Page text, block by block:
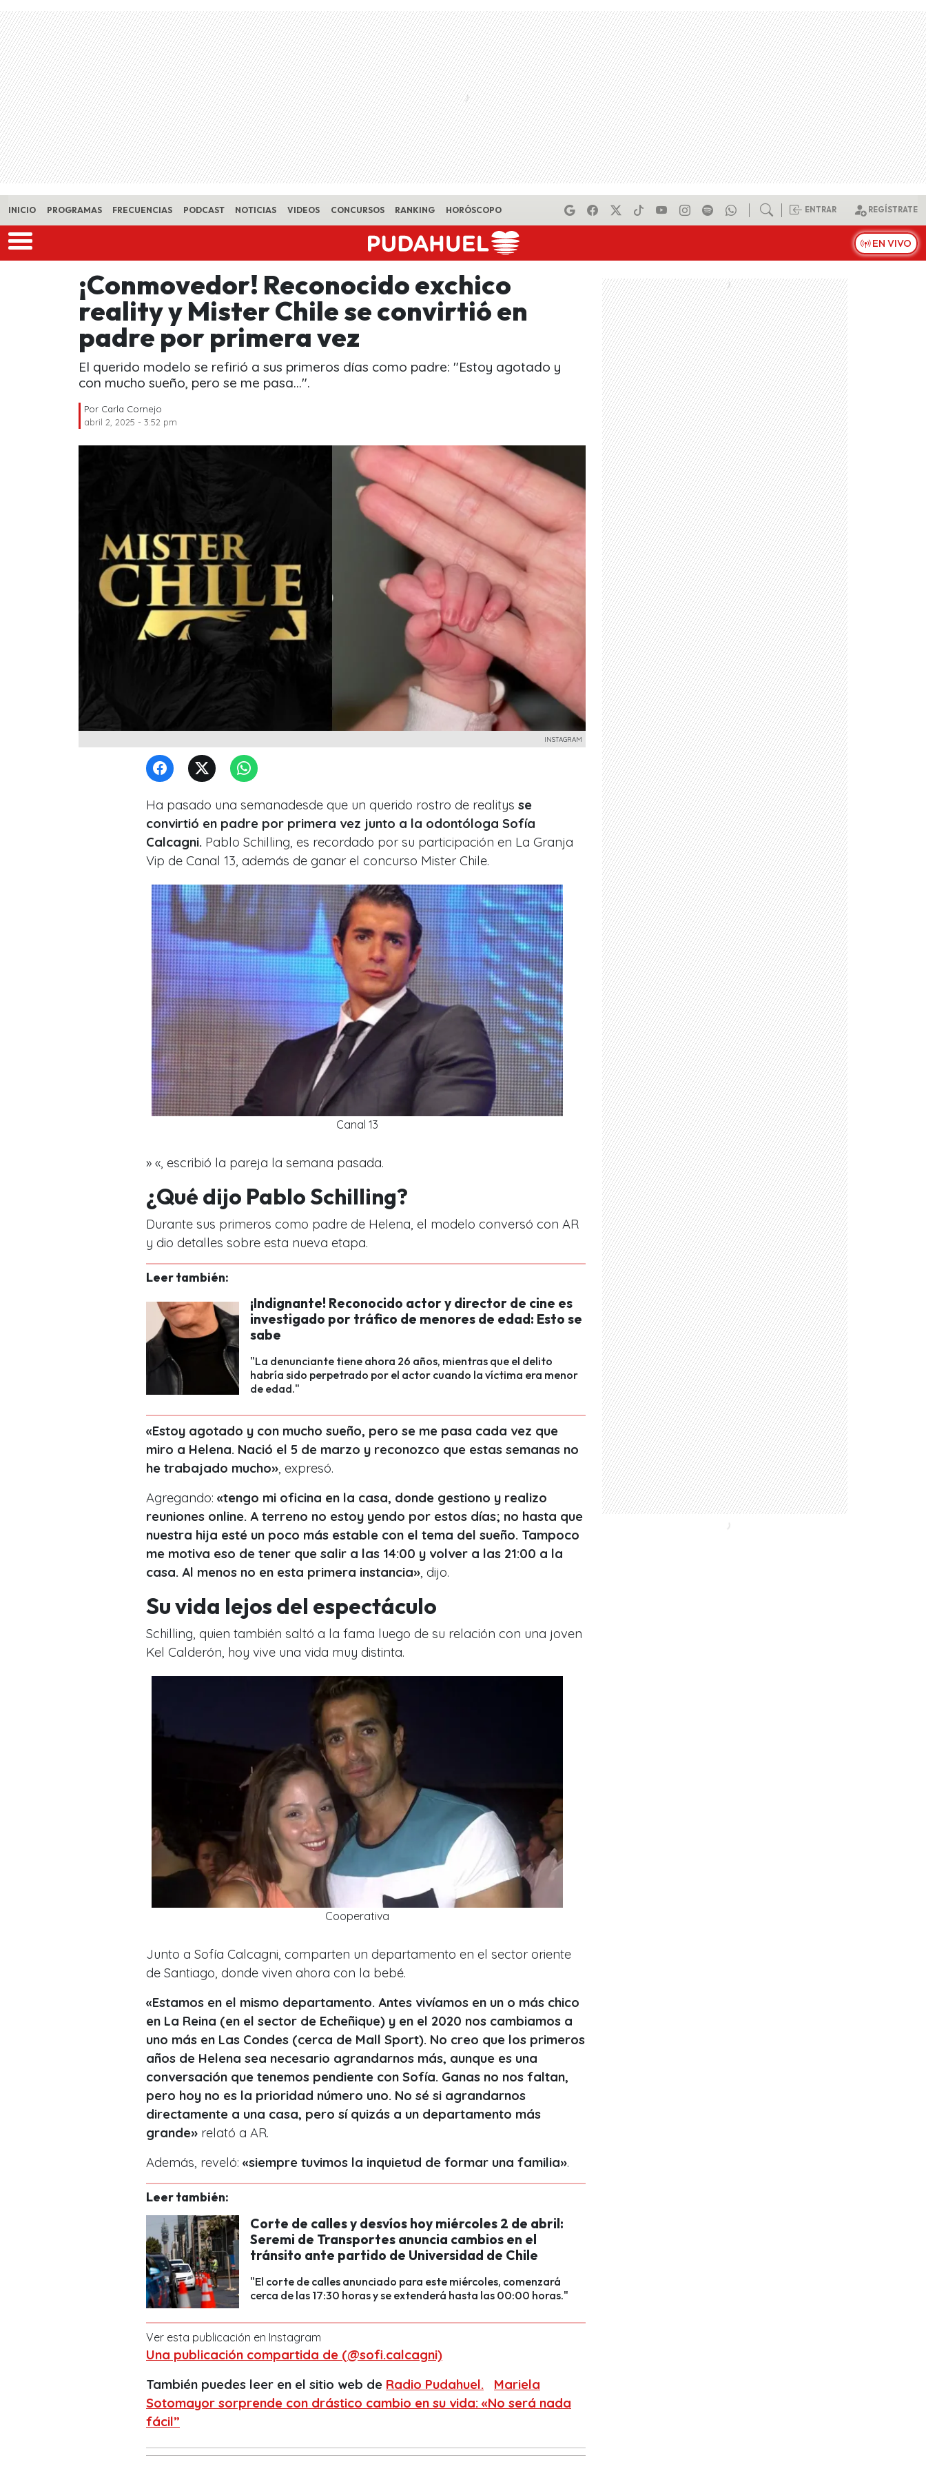
Skip to main content
INICIO PROGRAMAS FRECUENCIAS PODCAST NOTICIAS VIDEOS CONCURSOS RANKING HORÓSCOPO ENTRAR REGÍSTRATE
EN VIVO
¡Conmovedor! Reconocido exchico
reality y Mister Chile se convirtió en
padre por primera vez
El querido modelo se refirió a sus primeros días como padre: "Estoy agotado y
con mucho sueño, pero se me pasa...".
Por Carla Cornejo
abril 2, 2025 - 3:52 pm
INSTAGRAM
Ha pasado una semanadesde que un querido rostro de realitys se
convirtió en padre por primera vez junto a la odontóloga Sofía
Calcagni. Pablo Schilling, es recordado por su participación en La Granja
Vip de Canal 13, además de ganar el concurso Mister Chile.
Canal 13
» «, escribió la pareja la semana pasada.
¿Qué dijo Pablo Schilling?
Durante sus primeros como padre de Helena, el modelo conversó con AR
y dio detalles sobre esta nueva etapa.
Leer también:
¡Indignante! Reconocido actor y director de cine es
investigado por tráfico de menores de edad: Esto se
sabe
"La denunciante tiene ahora 26 años, mientras que el delito
habría sido perpetrado por el actor cuando la víctima era menor
de edad."
«Estoy agotado y con mucho sueño, pero se me pasa cada vez que
miro a Helena. Nació el 5 de marzo y reconozco que estas semanas no
he trabajado mucho», expresó.
Agregando: «tengo mi oficina en la casa, donde gestiono y realizo
reuniones online. A terreno no estoy yendo por estos días; no hasta que
nuestra hija esté un poco más estable con el tema del sueño. Tampoco
me motiva eso de tener que salir a las 14:00 y volver a las 21:00 a la
casa. Al menos no en esta primera instancia», dijo.
Su vida lejos del espectáculo
Schilling, quien también saltó a la fama luego de su relación con una joven
Kel Calderón, hoy vive una vida muy distinta.
Cooperativa
Junto a Sofía Calcagni, comparten un departamento en el sector oriente
de Santiago, donde viven ahora con la bebé.
«Estamos en el mismo departamento. Antes vivíamos en un o más chico
en La Reina (en el sector de Echeñique) y en el 2020 nos cambiamos a
uno más en Las Condes (cerca de Mall Sport). No creo que los primeros
años de Helena sea necesario agrandarnos más, aunque es una
conversación que tenemos pendiente con Sofía. Ganas no nos faltan,
pero hoy no es la prioridad número uno. No sé si agrandarnos
directamente a una casa, pero sí quizás a un departamento más
grande» relató a AR.
Además, reveló: «siempre tuvimos la inquietud de formar una familia».
Leer también:
Corte de calles y desvíos hoy miércoles 2 de abril:
Seremi de Transportes anuncia cambios en el
tránsito ante partido de Universidad de Chile
"El corte de calles anunciado para este miércoles, comenzará
cerca de las 17:30 horas y se extenderá hasta las 00:00 horas."
Ver esta publicación en Instagram
Una publicación compartida de (@sofi.calcagni)
También puedes leer en el sitio web de Radio Pudahuel.
Mariela
Sotomayor sorprende con drástico cambio en su vida: «No será nada
fácil”